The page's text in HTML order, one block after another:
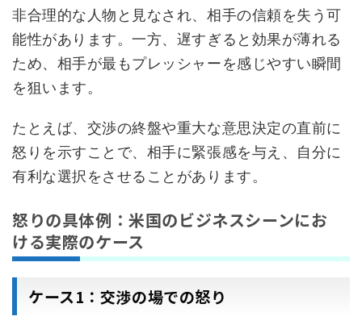
非合理的な人物と見なされ、相手の信頼を失う可
能性があります。一方、遅すぎると効果が薄れる
ため、相手が最もプレッシャーを感じやすい瞬間
を狙います。
たとえば、交渉の終盤や重大な意思決定の直前に
怒りを示すことで、相手に緊張感を与え、自分に
有利な選択をさせることがあります。
怒りの具体例：米国のビジネスシーンにお
ける実際のケース
ケース1：交渉の場での怒り